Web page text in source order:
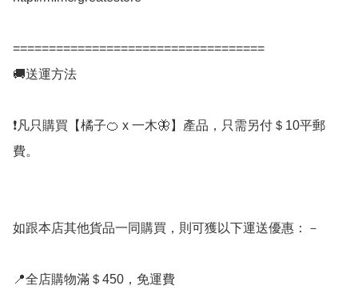
===================================
🚚送運方法
❗凡只購買【橘子🍊 x 一木🦋】產品，只需另付＄10平郵
費。
如跟本店其他貨品一同購買，則可獲以下運送優惠：－
📍全店購物滿＄450，免運費